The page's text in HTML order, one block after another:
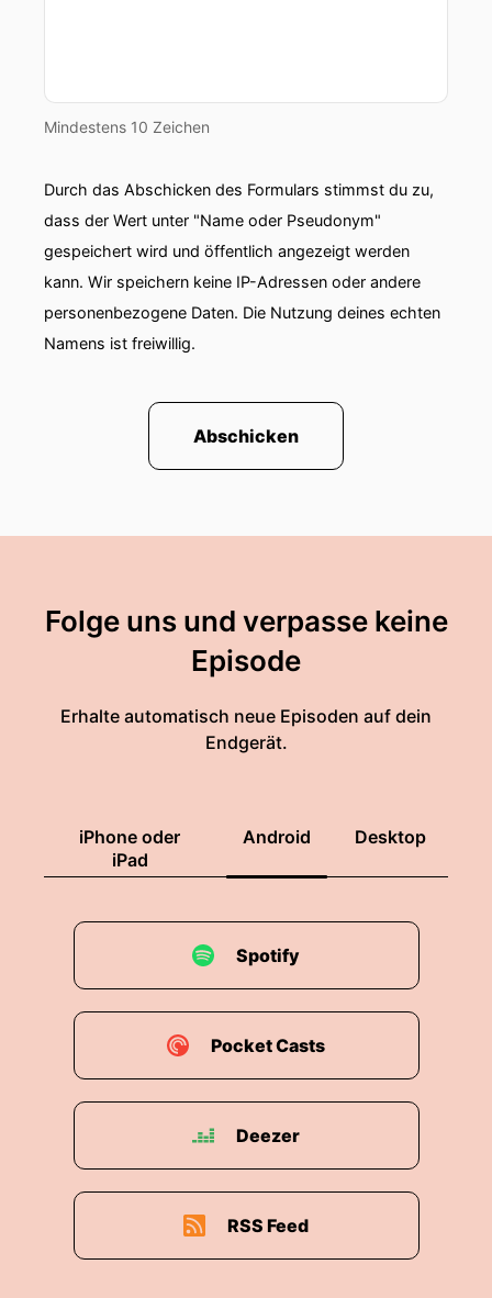
Mindestens 10 Zeichen
Durch das Abschicken des Formulars stimmst du zu,
dass der Wert unter "Name oder Pseudonym"
gespeichert wird und öffentlich angezeigt werden
kann. Wir speichern keine IP-Adressen oder andere
personenbezogene Daten. Die Nutzung deines echten
Namens ist freiwillig.
Abschicken
Folge uns und verpasse keine
Episode
Erhalte automatisch neue Episoden auf dein
Endgerät.
iPhone oder
iPad
Android Desktop
Spotify
Pocket Casts
Deezer
RSS Feed